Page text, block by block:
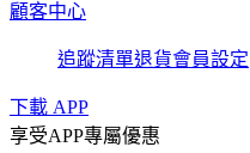
顧客中心
追蹤清單退貨會員設定
下載 APP
享受APP專屬優惠